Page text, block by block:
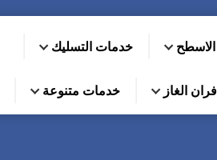
خدمات التسليك
الغاز خدمات متنوعة